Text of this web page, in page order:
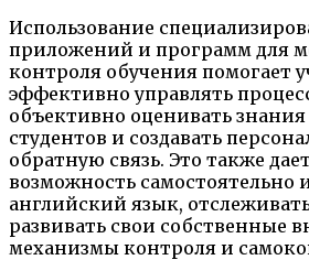
Использование
приложений и программ для
контроля обучения помогает
эффективно управлять
объективно оценивать
студентов и создавать
обратную связь. Это также
возможность самостоятельно
английский язык,
развивать свои собственные
механизмы контроля и